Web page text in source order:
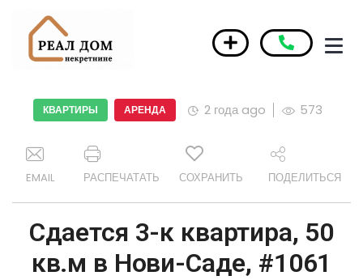
КВАРТИРЫ АРЕНДА 2 года ago 573
EMAIL РАСПЕЧАТАТЬ СОХРАНИТЬ ПОДЕЛИТЬСЯ
Сдается 3-к квартира, 50
кв.м в Нови-Саде, #1061